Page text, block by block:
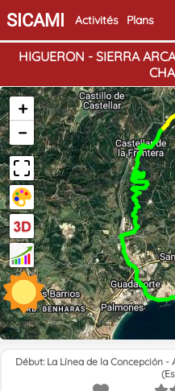
SICAMI Activités Plans
HIGUERON - SIERRA
+
−
Début: La Línea de la Concepción